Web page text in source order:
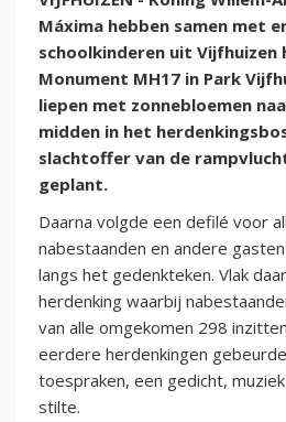
Máxima hebben samen met
schoolkinderen uit Vijfhuizen
Monument MH17 in Park
liepen met zonnebloemen
midden in het
slachtoffer van de
geplant.
Daarna volgde een defilé voor
nabestaanden en andere
langs het gedenkteken. Vlak
herdenking waarbij
van alle omgekomen 298
eerdere herdenkingen
toespraken, een gedicht,
stilte.